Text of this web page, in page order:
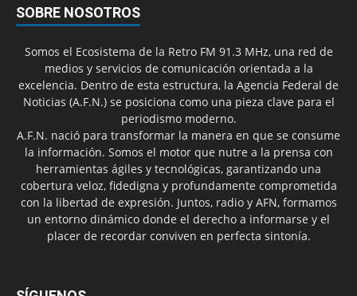
SOBRE NOSOTROS
Somos el Ecosistema de la Retro FM 91.3 MHz, una red de
medios y servicios de comunicación orientada a la
excelencia. Dentro de esta estructura, la Agencia Federal de
Noticias (A.F.N.) se posiciona como una pieza clave para el
periodismo moderno.
A.F.N. nació para transformar la manera en que se consume
la información. Somos el motor que nutre a la prensa con
herramientas ágiles y tecnológicas, garantizando una
cobertura veloz, fidedigna y profundamente comprometida
con la libertad de expresión. Juntos, radio y AFN, formamos
un entorno dinámico donde el derecho a informarse y el
placer de recordar conviven en perfecta sintonía.